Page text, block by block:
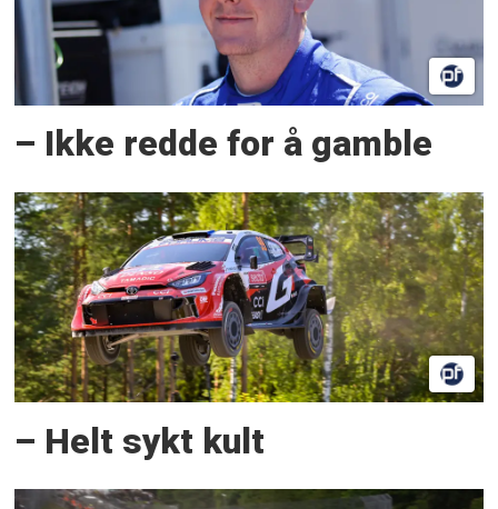
– Ikke redde for å gamble
– Helt sykt kult